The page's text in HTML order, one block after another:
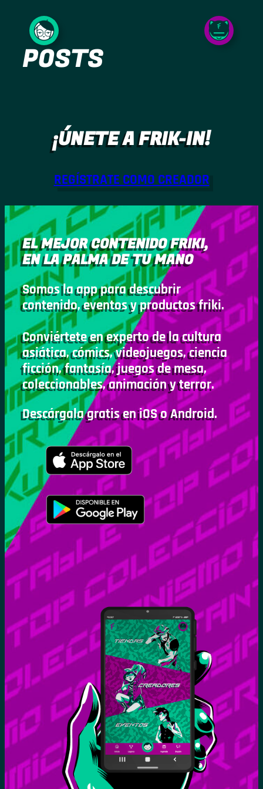
contenido
POSTS
¡ÚNETE A FRIK-IN!
REGÍSTRATE COMO CREADOR
EL MEJOR CONTENIDO FRIKI,
EN LA PALMA DE TU MANO
Somos la app para descubrir
contenido, eventos y productos friki.
Conviértete en experto de la cultura
asiática, cómics, videojuegos, ciencia
ficción, fantasía, juegos de mesa,
coleccionables, animación y terror.
Descárgala gratis en iOS o Android.